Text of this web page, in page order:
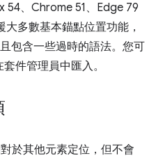
54、Chrome 51、Edge 79
多數基本錨點位置功能，
包含一些過時的語法。您可
件管理員中匯入。
於其他元素定位，但不會